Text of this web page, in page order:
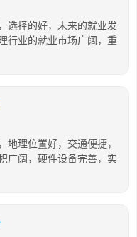
选择的好，未来的就业发
行业的就业市场广阔，重
地理位置好，交通便捷，
广阔，硬件设备完善，实